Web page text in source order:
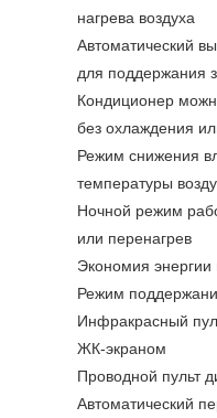
нагрева воздуха
Автоматический
для поддержания
Кондиционер
без охлаждения
Режим снижения
температуры
Ночной режим
или перенагрев
Экономия
Режим
Инфракрасный
ЖК-экраном
Проводной пульт
Автоматический